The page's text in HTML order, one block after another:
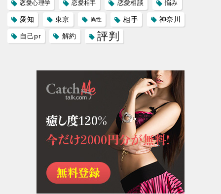
恋愛心理学 恋愛相手 恋愛相談 悩み
愛知 東京 異性 相手 神奈川
自己pr 解約 評判